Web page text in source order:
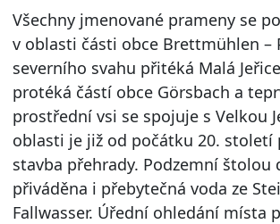
Všechny jmenované prameny se
v oblasti části obce Brettmühlen –
severního svahu přitéká Malá
protéká částí obce Görsbach a
prostřední vsi se spojuje s Velkou
oblasti je již od počátku 20. století
stavba přehrady. Podzemní štolou
přiváděna i přebytečná voda ze
Fallwasser. Úřední ohledání místa